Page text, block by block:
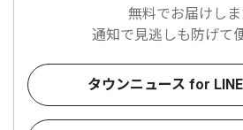
無料でお届けしま
通知で見逃しも防げて
タウンニュース for